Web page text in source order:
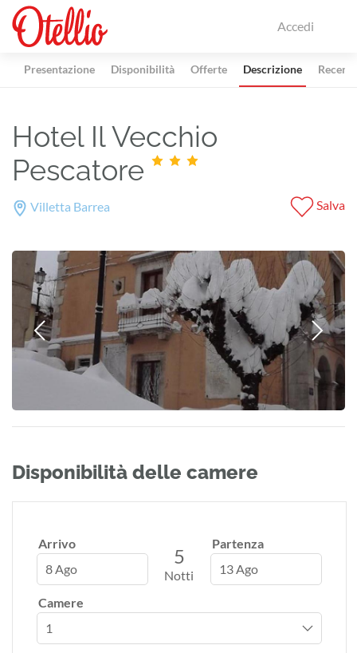
Accedi
Presentazione Disponibilità Offerte Descrizione
Hotel Il Vecchio
Pescatore
Villetta Barrea Salva
Disponibilità delle camere
Arrivo
8 Ago
5
Notti
Partenza
13 Ago
Camere